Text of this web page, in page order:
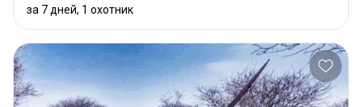
за 7 дней, 1 охотник